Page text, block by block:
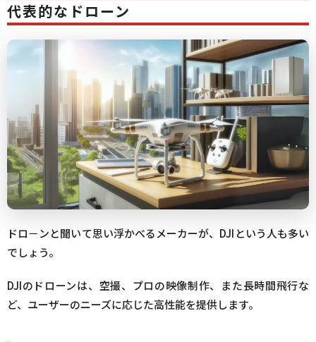
代表的なドローン
ドロ－ンと聞いて思い浮かべるメーカーが、DJIという人も多い
でしょう。
DJIのドローンは、空撮、プロの映像制作、また長時間飛行な
ど、ユーザーのニーズに応じた高性能を提供します。